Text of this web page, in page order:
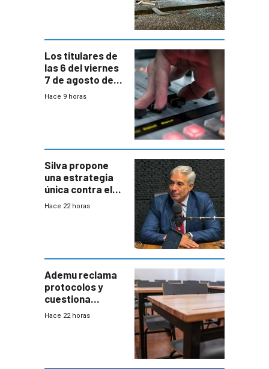
Los titulares de
las 6 del viernes
7 de agosto de
2026
Hace 9 horas
Silva propone
una estrategia
única contra el
narcotráfico y
Hace 22 horas
Ademu reclama
protocolos y
cuestiona
demora de
Hace 22 horas